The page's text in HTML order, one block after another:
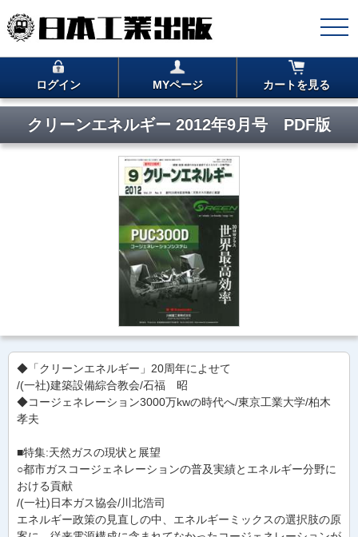
ログイン MYページ カートを見る
クリーンエネルギー 2012年9月号 PDF版
◆「クリーンエネルギー」20周年によせて
/(一社)建築設備綜合教会/石福 昭
◆コージェネレーション3000万kwの時代へ/東京工業大学/柏木
孝夫
■特集:天然ガスの現状と展望
○都市ガスコージェネレーションの普及実績とエネルギー分野に
おける貢献
/(一社)日本ガス協会/川北浩司
エネルギー政策の見直しの中、エネルギーミックスの選択肢の原